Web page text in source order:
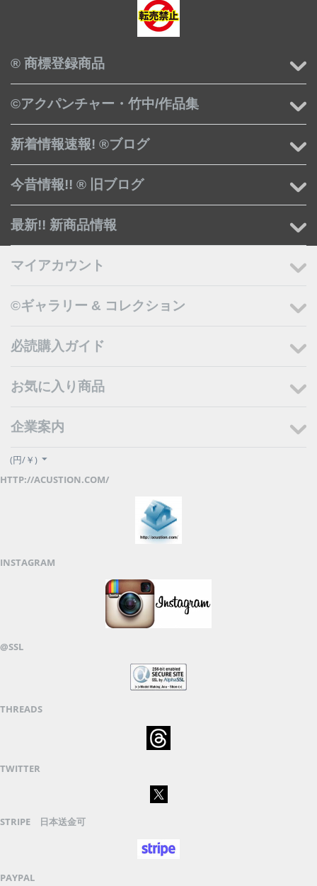
® 商標登録商品
©アクパンチャー・竹中/作品集
新着情報速報! ®ブログ
今昔情報!! ® 旧ブログ
最新!! 新商品情報
マイアカウント
©ギャラリー & コレクション
必読購入ガイド
お気に入り商品
企業案内
(円/￥)
HTTP://ACUSTION.COM/
INSTAGRAM
@SSL
THREADS
TWITTER
STRIPE 日本送金可
PAYPAL